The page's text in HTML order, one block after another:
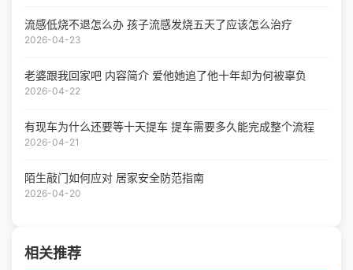
流感低烧不退怎么办 孩子流感发烧五天了应该怎么治疗
2026-04-23
老婆跟我回家吧 内容简介 爱他她追了他十年却为何被辜负
2026-04-22
有现车为什么还要等十天提车 提车需要多久能完成整个流程
2026-04-21
陌生敲门如何应对 居家安全防范指南
2026-04-20
相关推荐